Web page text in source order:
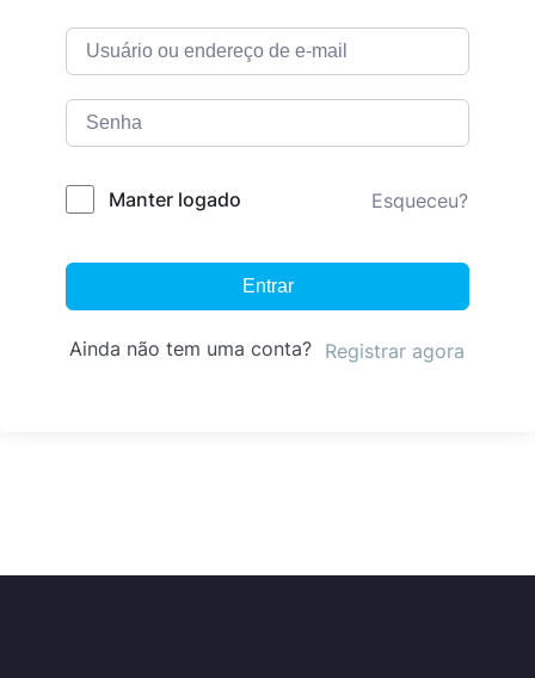
Manter logado Esqueceu?
Entrar
Ainda não tem uma conta? Registrar agora